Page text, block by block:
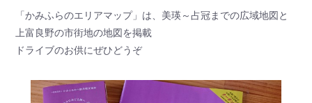
「かみふらのエリアマップ」は、美瑛～占冠までの広域地図と
上富良野の市街地の地図を掲載
ドライブのお供にぜひどうぞ